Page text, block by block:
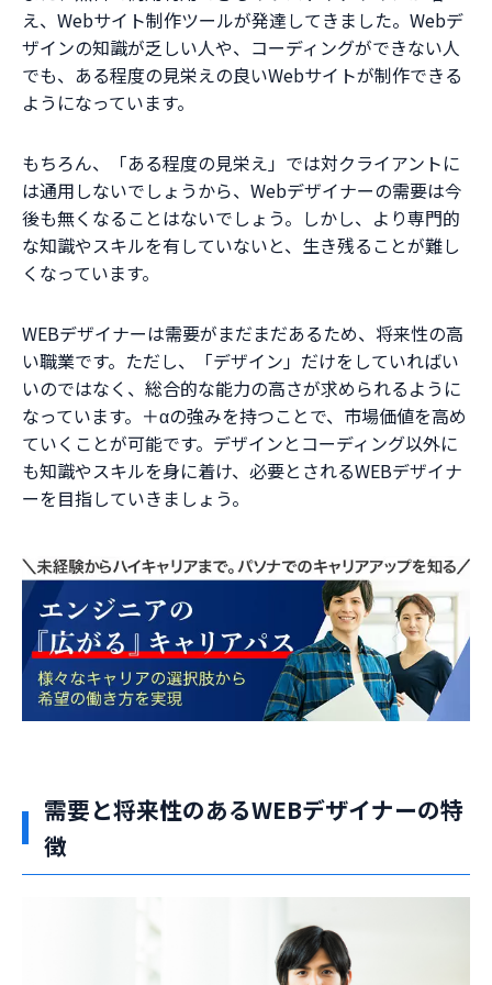
え、Webサイト制作ツールが発達してきました。Webデ
ザインの知識が乏しい人や、コーディングができない人
でも、ある程度の見栄えの良いWebサイトが制作できる
ようになっています。
もちろん、「ある程度の見栄え」では対クライアントに
は通用しないでしょうから、Webデザイナーの需要は今
後も無くなることはないでしょう。しかし、より専門的
な知識やスキルを有していないと、生き残ることが難し
くなっています。
WEBデザイナーは需要がまだまだあるため、将来性の高
い職業です。ただし、「デザイン」だけをしていればい
いのではなく、総合的な能力の高さが求められるように
なっています。＋αの強みを持つことで、市場価値を高め
ていくことが可能です。デザインとコーディング以外に
も知識やスキルを身に着け、必要とされるWEBデザイナ
ーを目指していきましょう。
需要と将来性のあるWEBデザイナーの特
徴